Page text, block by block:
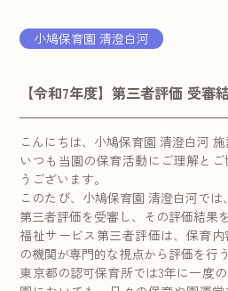
小鳩保育園 清澄白河
【令和7年度】第三者評価 受審
こんにちは、小鳩保育園 清澄白河 施
いつも当園の保育活動にご理解と
うございます。
このたび、小鳩保育園 清澄白河で
第三者評価を受審し、その評価結果
福祉サービス第三者評価は、保育
の機関が専門的な視点から評価を行
東京都の認可保育所では3年に一度